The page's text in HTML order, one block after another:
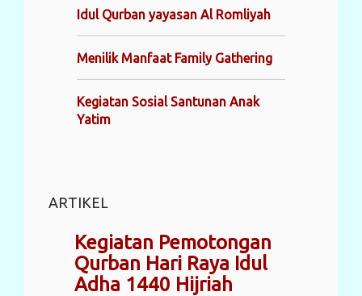
Idul Qurban yayasan Al Romliyah
Menilik Manfaat Family Gathering
Kegiatan Sosial Santunan Anak
Yatim
ARTIKEL
Kegiatan Pemotongan
Qurban Hari Raya Idul
Adha 1440 Hijriah